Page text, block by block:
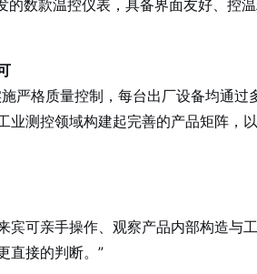
的数款温控仪表，具备界面友好、控
严格质量控制，每台出厂设备均通
业测控领域构建起完善的产品矩阵，
宾可亲手操作、观察产品内部构造与
直接的判断。”